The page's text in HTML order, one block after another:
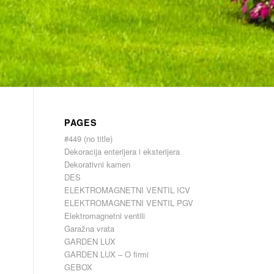
PAGES
#449 (no title)
Dekoracija enterijera i eksterijera
Dekorativni kamen
DES
ELEKTROMAGNETNI VENTIL ICV
ELEKTROMAGNETNI VENTIL PGV
Elektromagnetni ventili
Garažna vrata
GARDEN LUX
GARDEN LUX – O firmi
GEBOX